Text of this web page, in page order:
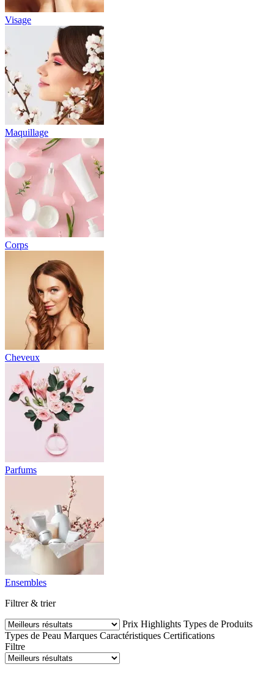
Visage
Maquillage
Corps
Cheveux
Parfums
Ensembles
Filtrer & trier
Prix Highlights Types de Produits
Types de Peau Marques Caractéristiques Certifications
Filtre